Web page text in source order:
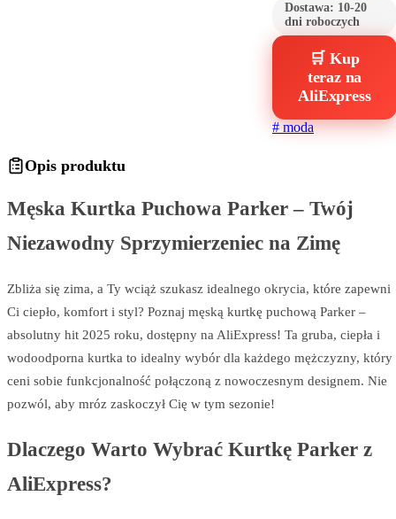
Dostawa: 10-20
dni roboczych
🛒 Kup
teraz na
AliExpress
#moda
Opis produktu
Męska Kurtka Puchowa Parker – Twój
Niezawodny Sprzymierzeniec na Zimę
Zbliża się zima, a Ty wciąż szukasz idealnego okrycia, które zapewni
Ci ciepło, komfort i styl? Poznaj męską kurtkę puchową Parker –
absolutny hit 2025 roku, dostępny na AliExpress! Ta gruba, ciepła i
wodoodporna kurtka to idealny wybór dla każdego mężczyzny, który
ceni sobie funkcjonalność połączoną z nowoczesnym designem. Nie
pozwól, aby mróz zaskoczył Cię w tym sezonie!
Dlaczego Warto Wybrać Kurtkę Parker z
AliExpress?